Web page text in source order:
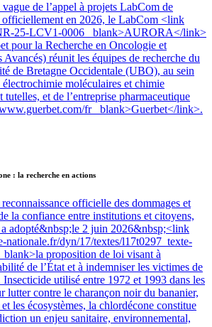
de l’appel à projets LabCom de
en 2026, le LabCom <link
25-LCV1-0006 _blank>AURORA</link>
pour la Recherche en Oncologie et
réunit les équipes de recherche du
de Bretagne Occidentale (UBO), au sein
moléculaires et chimie
et de l’entreprise pharmaceutique
fr _blank>Guerbet</link>.
: la recherche en actions
officielle des dommages et
la confiance entre institutions et citoyens,
a adopté&nbsp;le 2 juin 2026&nbsp;<link
nationale.fr/dyn/17/textes/l17t0297_texte-
proposition de loi visant à
de l’État et à indemniser les victimes de
utilisé entre 1972 et 1993 dans les
lutter contre le charançon noir du bananier,
les écosystèmes, la chlordécone constitue
un enjeu sanitaire, environnemental,